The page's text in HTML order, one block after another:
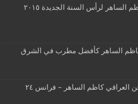
الساهر لرأس السنة الجديدة ٢٠١٥
الساهر كأفضل مطرب في الشرق
العراقي كاظم الساهر – فرانس ٢٤